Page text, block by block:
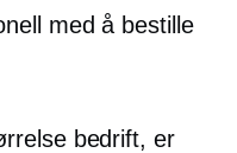
med å bestille
bedrift, er